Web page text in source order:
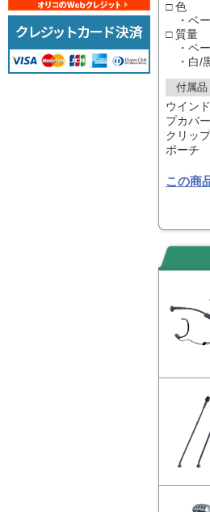
□ 色
・ベー
□ 質量
・ベー
・白/
付属品
ウイン
プカバ
クリッ
ポーチ
この商